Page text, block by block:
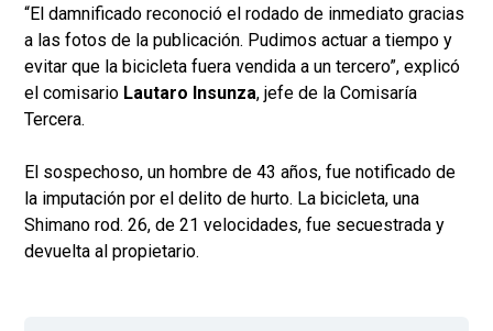
“El damnificado reconoció el rodado de inmediato gracias
a las fotos de la publicación. Pudimos actuar a tiempo y
evitar que la bicicleta fuera vendida a un tercero”, explicó
el comisario Lautaro Insunza, jefe de la Comisaría
Tercera.
El sospechoso, un hombre de 43 años, fue notificado de
la imputación por el delito de hurto. La bicicleta, una
Shimano rod. 26, de 21 velocidades, fue secuestrada y
devuelta al propietario.